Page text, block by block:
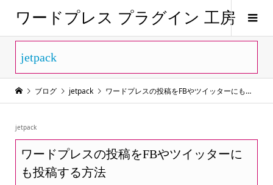
ワードプレス プラグイン 工房
jetpack
ブログ jetpack ワードプレスの投稿をFBやツイッターにも投稿する方法
jetpack
ワードプレスの投稿をFBやツイッターに
も投稿する方法